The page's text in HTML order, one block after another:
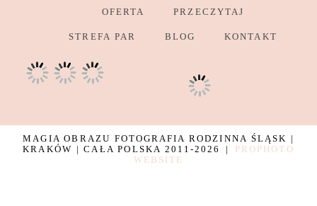
OFERTA PRZECZYTAJ
STREFA PAR BLOG KONTAKT
MAGIA OBRAZU FOTOGRAFIA RODZINNA ŚLĄSK |
KRAKÓW | CAŁA POLSKA 2011-2026
|
PROPHOTO
WEBSITE